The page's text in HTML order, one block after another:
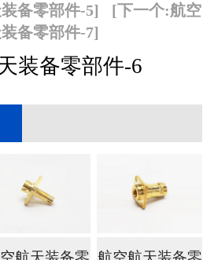
备零部件-5]
[下一个:航空
备零部件-7]
装备零部件-6